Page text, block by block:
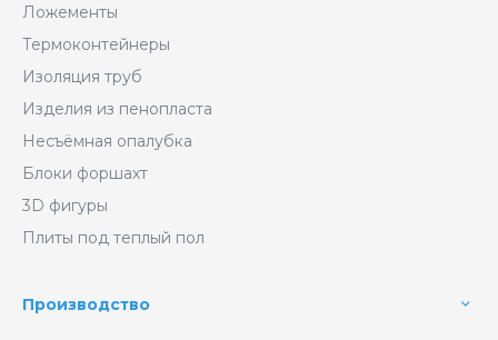
Ложементы
Термоконтейнеры
Изоляция труб
Изделия из пенопласта
Несъёмная опалубка
Блоки форшахт
3D фигуры
Плиты под теплый пол
Производство